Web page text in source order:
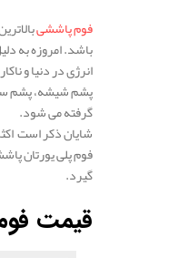
فوم پاششی
باشد. امروزه به
انرژی در دنیا و
پشم شیشه، پشم
گرفته می شود.
شایان ذکر است
فوم پلی یورتان
گیرد.
قیمت